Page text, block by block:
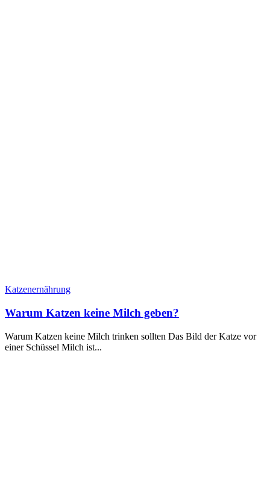
Katzenernährung
Warum Katzen keine Milch geben?
Warum Katzen keine Milch trinken sollten Das Bild der Katze vor
einer Schüssel Milch ist...